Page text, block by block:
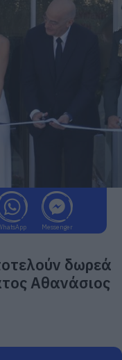
Messenger
δωρεά
Αθανάσιος